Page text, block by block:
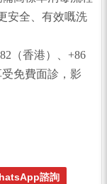
安全、有效嘅洗
（香港）、+86
受免費面診，影
諮詢